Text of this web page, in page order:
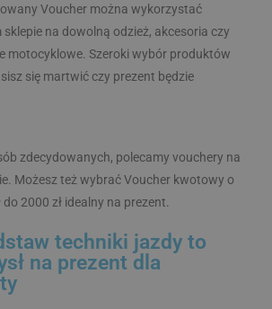
Voucher można wykorzystać
na dowolną odzież, akcesoria czy
motocyklowe. Szeroki wybór produktów
się martwić czy prezent będzie
zdecydowanych, polecamy vouchery na
Możesz też wybrać Voucher kwotowy o
2000 zł idealny na prezent.
techniki jazdy to
na prezent dla